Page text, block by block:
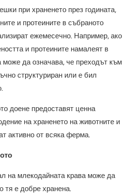
при храненето през годината,
и протеините в събраното
ежемесечно. Например, ако
и протеините намалеят в
може да означава, че преходът към
структуриран или е бил
доене предоставят ценна
на храненето на животните и
активно от всяка ферма.
на млекодайната крава може да
тя е добре хранена.